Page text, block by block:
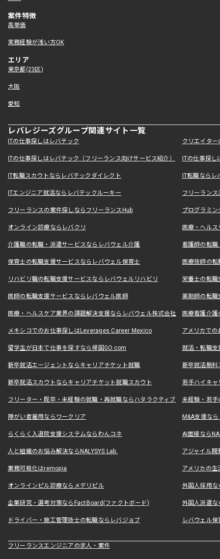
案件特徴
高単価
実務経験が浅い方OK
エリア
東京都(23区)
大阪
愛知
レバレジーズグループ関連サイト一覧
ITの仕事探しはレバテック クリエイタ
ITの仕事探しはレバテック（フリーランス向けサービス紹介） ITの仕事探
IT転職スカウトならレバテックダイレクト IT転職なら
ITエンジニア就活ならレバテックルーキー フリーラン
フリーランスの案件探しならフリーランスHub プログラミ
オンライン診療ならレバクリ 医療・ヘル
介護職の転職・派遣サービスならレバウェル介護 看護師の転
保育士の転職支援サービスならレバウェル保育士 医療技師の
リハビリ職の転職支援サービスならレバウェルリハビリ 栄養士の転
医師の転職支援サービスならレバウェル医師 薬剤師の転
医療・ヘルスケア業界の課題解決支援ならレバウェル株式会社 医療看護介
メキシコでのお仕事探しはLeverages Career Mexico アメリカで
留学生が日本で仕事を探すなら帰国GO.com 就活・転職
新卒就活エージェントならキャリアチケット就職 新卒就活無料
新卒就活スカウトならキャリアチケット就職スカウト 若手ハイキ
フリーター・既卒・未経験の就職・再就職ならハタラクティブ 未経験・若手
障がい者雇用ならワークリア M&A支援な
らくらく入退院支援システムならわんコネ AI面接なら
人と組織のお悩み解決ならNALYSYS Lab. アジャイル
業務可視化はremopia アメリカの
オンラインピル診療ならメデリピル 外国人採用
企業研究・選考対策ならFactBoard(ファクトボード) 外国人派遣な
ドライバー・施工管理技士の転職ならレバジョブ レバウェル
フリーランスエンジニアの求人・案件